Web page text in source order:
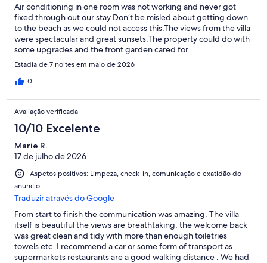
Air conditioning in one room was not working and never got
fixed through out our stay.Don’t be misled about getting down
to the beach as we could not access this.The views from the villa
were spectacular and great sunsets.The property could do with
some upgrades and the front garden cared for.
Estadia de 7 noites em maio de 2026
0
Avaliação verificada
10/10 Excelente
Marie R.
17 de julho de 2026
Aspetos positivos: Limpeza, check-in, comunicação e exatidão do
anúncio
Traduzir através do Google
From start to finish the communication was amazing. The villa
itself is beautiful the views are breathtaking, the welcome back
was great clean and tidy with more than enough toiletries
towels etc. I recommend a car or some form of transport as
supermarkets restaurants are a good walking distance . We had